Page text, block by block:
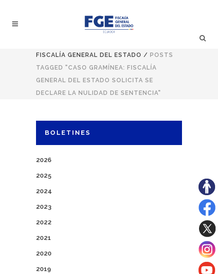
FISCALÍA GENERAL DEL ESTADO / POSTS
TAGGED "CASO GRAMÍNEA: FISCALÍA
GENERAL DEL ESTADO SOLICITA SE
DECLARE LA NULIDAD DE SENTENCIA"
BOLETINES
2026
2025
2024
2023
2022
2021
2020
2019